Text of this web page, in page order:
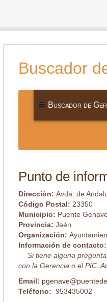
Buscador
Buscador de
Punto de
Dirección: Avda. de
Código Postal: 23350
Municipio: Puente Genave
Provincia: Jaén
Organización:
Información de contacto:
Si tiene alguna
con la Gerencia o el PIC.
Email:
Teléfono: 953435002